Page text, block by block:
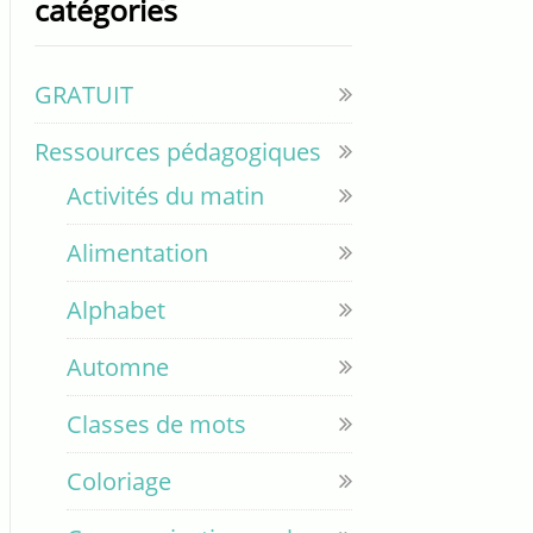
catégories
GRATUIT
Ressources pédagogiques
Activités du matin
Alimentation
Alphabet
Automne
Classes de mots
Coloriage